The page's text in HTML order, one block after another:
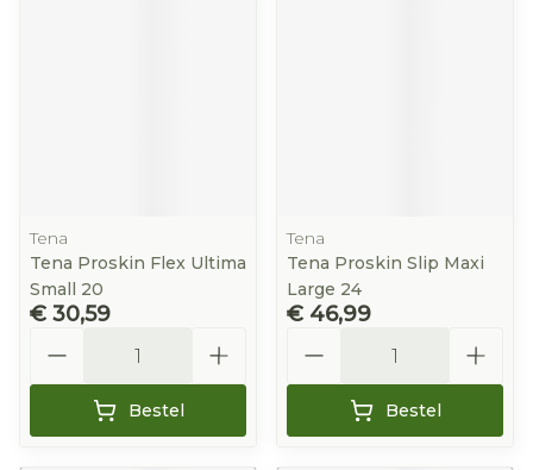
Tena
Tena Proskin Flex Ultima
Small 20
€ 30,59
Bestel
Tena
Tena Proskin Slip Maxi
Large 24
€ 46,99
Bestel